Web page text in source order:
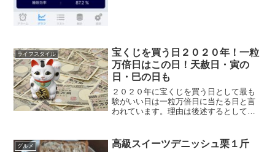
ライフスタイル
宝くじを買う日２０２０年！一粒
万倍日はこの日！天赦日・寅の
日・巳の日も
２０２０年に宝くじを買う日として最も
験がいい日は一粒万倍日に当たる日と言
われています。理由は後述するとして、
万倍日２０２０年１月１月１０日（金）
グルメ 高級スイーツデニッシュ栗１斤